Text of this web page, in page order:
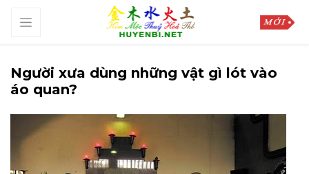
Người xưa dùng những vật gì lót vào
áo quan?